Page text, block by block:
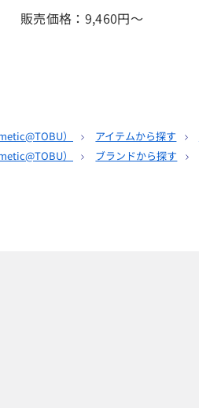
販売価格：9,460円～
） アイテムから探す
） ブランドから探す